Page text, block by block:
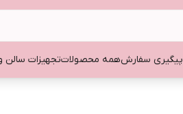
پیگیری سفارشهمه محصولاتتجهیزات